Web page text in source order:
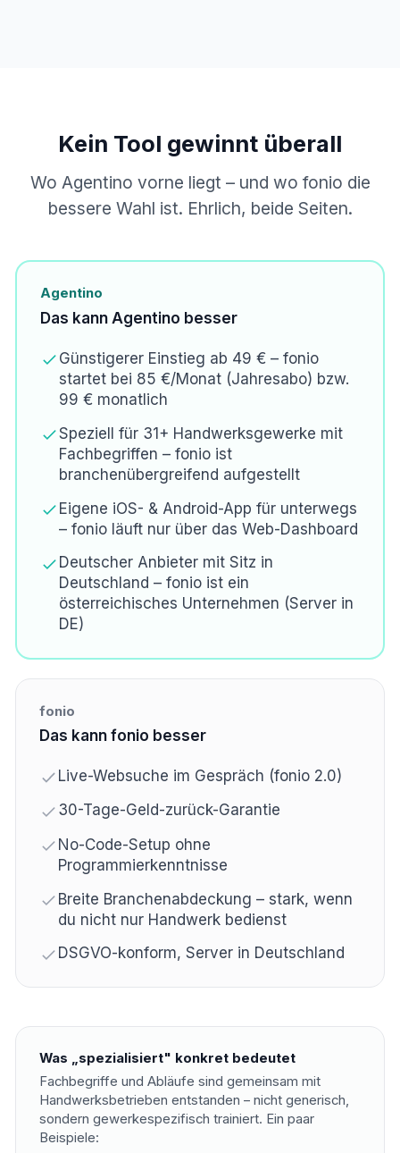
Kein Tool gewinnt überall
Wo Agentino vorne liegt – und wo fonio die
bessere Wahl ist. Ehrlich, beide Seiten.
Agentino
Das kann Agentino besser
Günstigerer Einstieg ab 49 € – fonio
startet bei 85 €/Monat (Jahresabo) bzw.
99 € monatlich
Speziell für 31+ Handwerksgewerke mit
Fachbegriffen – fonio ist
branchenübergreifend aufgestellt
Eigene iOS- & Android-App für unterwegs
– fonio läuft nur über das Web-Dashboard
Deutscher Anbieter mit Sitz in
Deutschland – fonio ist ein
österreichisches Unternehmen (Server in
DE)
fonio
Das kann fonio besser
Live-Websuche im Gespräch (fonio 2.0)
30-Tage-Geld-zurück-Garantie
No-Code-Setup ohne
Programmierkenntnisse
Breite Branchenabdeckung – stark, wenn
du nicht nur Handwerk bedienst
DSGVO-konform, Server in Deutschland
Was „spezialisiert" konkret bedeutet
Fachbegriffe und Abläufe sind gemeinsam mit
Handwerksbetrieben entstanden – nicht generisch,
sondern gewerkespezifisch trainiert. Ein paar
Beispiele: